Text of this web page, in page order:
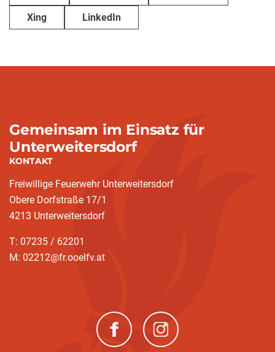
Xing LinkedIn
Gemeinsam im Einsatz für
Unterweitersdorf
KONTAKT
Freiwillige Feuerwehr Unterweitersdorf
Obere Dorfstraße 17/1
4213 Unterweitersdorf
T: 07235 / 62201
M: 02212@fr.ooelfv.at
(neues Fenster)(neues Fenster)